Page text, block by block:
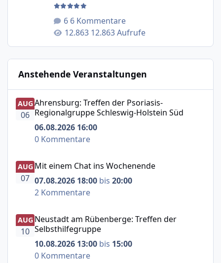
6 Kommentare
12.863 Aufrufe
Anstehende Veranstaltungen
Ahrensburg: Treffen der Psoriasis-Regionalgruppe
AUG
06
Ahrensburg: Treffen der Psoriasis-
Regionalgruppe Schleswig-Holstein Süd
06.08.2026 16:00
0 Kommentare
Mit einem Chat ins Wochenende
AUG
07
Mit einem Chat ins Wochenende
07.08.2026 18:00 bis 20:00
2 Kommentare
Neustadt am Rübenberge: Treffen der Selbsthilfegruppe
AUG
10
Neustadt am Rübenberge: Treffen der
Selbsthilfegruppe
10.08.2026 13:00 bis 15:00
0 Kommentare